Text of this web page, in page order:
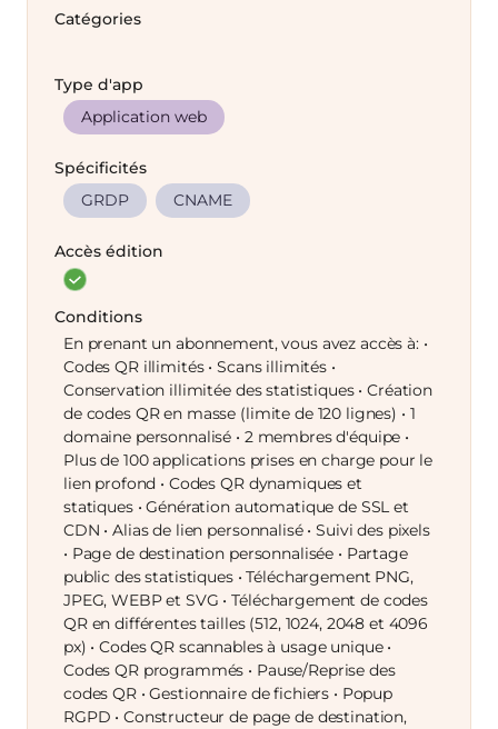
Catégories
Type d'app
Application web
Spécificités
GRDP
CNAME
Accès édition
Conditions
En prenant un abonnement, vous avez accès à: •
Codes QR illimités • Scans illimités •
Conservation illimitée des statistiques • Création
de codes QR en masse (limite de 120 lignes) • 1
domaine personnalisé • 2 membres d'équipe •
Plus de 100 applications prises en charge pour le
lien profond • Codes QR dynamiques et
statiques • Génération automatique de SSL et
CDN • Alias de lien personnalisé • Suivi des pixels
• Page de destination personnalisée • Partage
public des statistiques • Téléchargement PNG,
JPEG, WEBP et SVG • Téléchargement de codes
QR en différentes tailles (512, 1024, 2048 et 4096
px) • Codes QR scannables à usage unique •
Codes QR programmés • Pause/Reprise des
codes QR • Gestionnaire de fichiers • Popup
RGPD • Constructeur de page de destination,